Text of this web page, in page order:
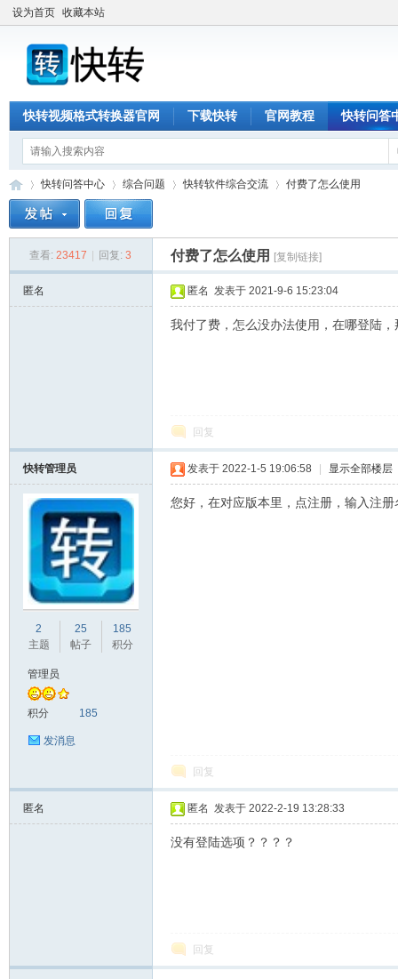
设为首页 收藏本站
快转视频格式转换器官网 下载快转 官网教程 快转问答
户
问
快转问答中心
›
综合问题 快转软件综合交流
›
付费了怎么使用
查看: 23417 回复: 3 付费了怎么使用 [复制链接]
匿名 匿名 发表于 2021-9-6 15:23:04
我付了费，怎么没办法使用，在哪登陆
回复
快转管理员
2
主题
25
帖子
185
积分
管理员
积分 185
发消息
发表于 2022-1-5 19:06:58 显示全部楼层
您好，在对应版本里，点注册，输入注
回复
匿名 匿名 发表于 2022-2-19 13:28:33
没有登陆选项？？？？
回复